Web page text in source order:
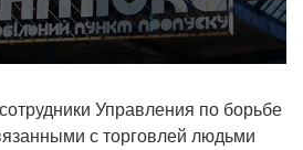
Управления по борьбе
с торговлей людьми